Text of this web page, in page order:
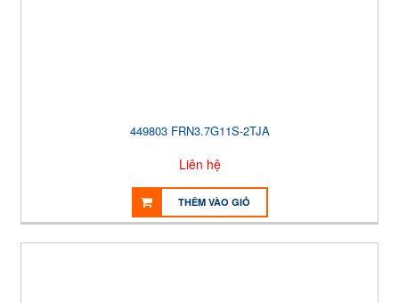
449803 FRN3.7G11S-2TJA
Liên hệ
THÊM VÀO GIỎ